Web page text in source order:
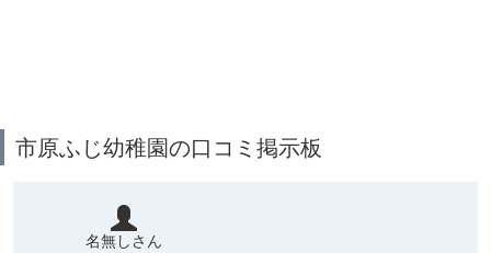
市原ふじ幼稚園の口コミ掲示板
名無しさん